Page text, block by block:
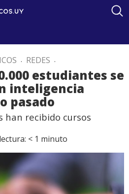
. REDES .
estudiantes se
inteligencia
pasado
han recibido cursos
< 1 minuto